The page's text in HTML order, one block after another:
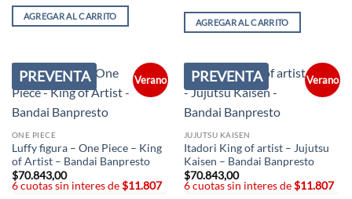
AGREGAR AL CARRITO
AGREGAR AL CARRITO
PREVENTA Verano
ONE PIECE
Luffy figura – One Piece – King
of Artist – Bandai Banpresto
$70.843,00
6 cuotas sin interes de$11.807
PREVENTA Verano
JUJUTSU KAISEN
Itadori King of artist – Jujutsu
Kaisen – Bandai Banpresto
$70.843,00
6 cuotas sin interes de$11.807